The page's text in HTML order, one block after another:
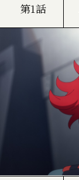
第1話